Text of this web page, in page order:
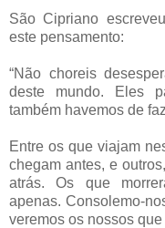
São Cipriano
este pensamento:
“Não choreis
deste mundo. Eles
também havemos de
Entre os que viajam
chegam antes, e
atrás. Os que
apenas. Consolemo-
veremos os nossos